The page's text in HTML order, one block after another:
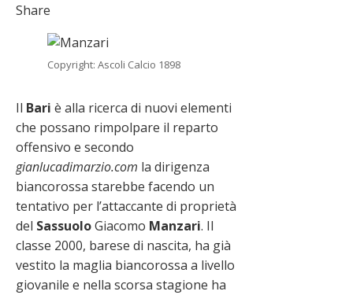
Share
Copyright: Ascoli Calcio 1898
Il Bari è alla ricerca di nuovi elementi
che possano rimpolpare il reparto
offensivo e secondo
gianlucadimarzio.com la dirigenza
biancorossa starebbe facendo un
tentativo per l’attaccante di proprietà
del SassuoloGiacomo Manzari. Il
classe 2000, barese di nascita, ha già
vestito la maglia biancorossa a livello
giovanile e nella scorsa stagione ha